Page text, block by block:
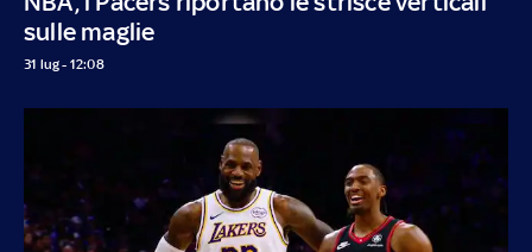
sulle maglie
31 lug - 12:08